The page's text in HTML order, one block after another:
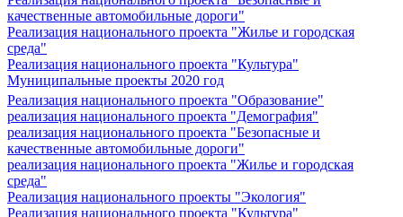
качественные автомобильные дороги"
Реализация национального проекта "Жилье и городская
среда"
Реализация национального проекта "Культура"
Муниципальные проекты 2020 год
Реализация национального проекта "Образование"
реализация национального проекта "Демография"
реализация национального проекта "Безопасные и
качественные автомобильные дороги"
реализация национального проекта "Жилье и городская
среда"
Реализация национального проекты "Экология"
Реализация национального проекта "Культура"